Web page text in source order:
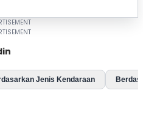
Jenis Kendaraan